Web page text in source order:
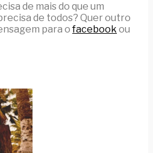
de mais do que um
de todos? Quer outro
para ofacebook ou